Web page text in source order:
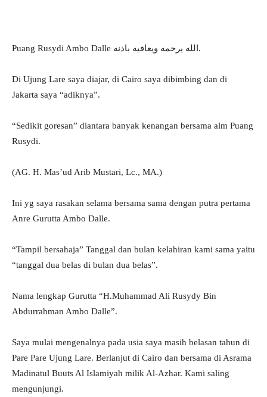
Puang Rusydi Ambo Dalle الله يرحمه ويعافيه باذنه.
Di Ujung Lare saya diajar, di Cairo saya dibimbing dan di
Jakarta saya “adiknya”.
“Sedikit goresan” diantara banyak kenangan bersama alm Puang
Rusydi.
(AG. H. Mas’ud Arib Mustari, Lc., MA.)
Ini yg saya rasakan selama bersama sama dengan putra pertama
Anre Gurutta Ambo Dalle.
“Tampil bersahaja” Tanggal dan bulan kelahiran kami sama yaitu
“tanggal dua belas di bulan dua belas”.
Nama lengkap Gurutta “H.Muhammad Ali Rusydy Bin
Abdurrahman Ambo Dalle”.
Saya mulai mengenalnya pada usia saya masih belasan tahun di
Pare Pare Ujung Lare. Berlanjut di Cairo dan bersama di Asrama
Madinatul Buuts Al Islamiyah milik Al-Azhar. Kami saling
mengunjungi.